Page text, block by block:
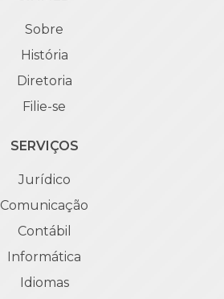
Sobre
História
Diretoria
Filie-se
SERVIÇOS
Jurídico
Comunicação
Contábil
Informática
Idiomas